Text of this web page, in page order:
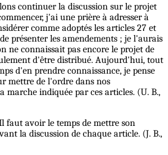
continuer la discussion sur le projet
j'ai une prière à adresser à
comme adoptés les articles 27 et
présenter les amendements ; je l'aurais
ne connaissait pas encore le projet de
d'être distribué. Aujourd'hui, tout
d'en prendre connaissance, je pense
mettre de l'ordre dans nos
marche indiquée par ces articles. (U. B.,
faut avoir le temps de mettre son
la discussion de chaque article. (J. B.,